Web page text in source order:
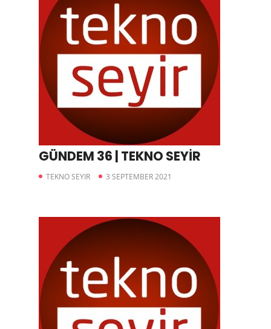
GÜNDEM 36 | TEKNO SEYİR
TEKNO SEYIR 3 SEPTEMBER 2021